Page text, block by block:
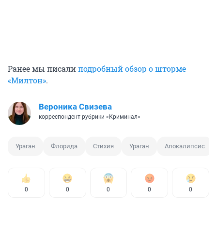
Ранее мы писалиподробный обзор о шторме
«Милтон».
Вероника Свизева
корреспондент рубрики «Криминал»
Ураган Флорида Стихия Ураган Апокалипсис
0 0 0 0 0